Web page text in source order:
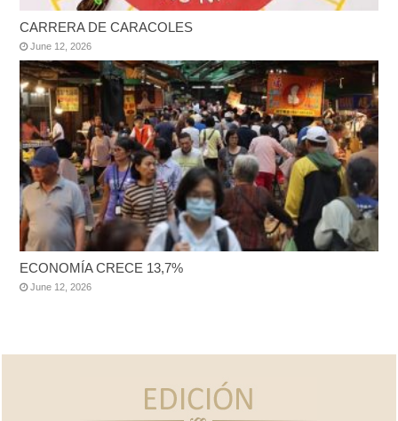
CARRERA DE CARACOLES
June 12, 2026
ECONOMÍA CRECE 13,7%
June 12, 2026